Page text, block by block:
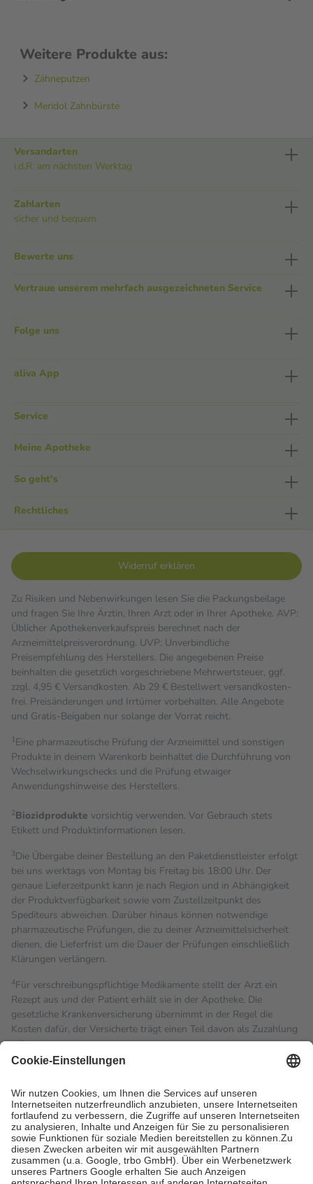
Weitere Produkte aus:
Zähneputzen
Meridol Zahnbürste
Versandarten
i.d.R. am nächsten Werktag
Zahlarten
sicher und bequem
Bewerte uns
Vertraue unserem mehrfach ausgezeichneten Service
Folge uns
aliva App
Service
Meine Apotheke
So geht's
Rechtliches
Widerruf erklären
Zu Risiken und Nebenwirkungen lesen Sie die Packungsbeilage
und fragen Sie Ihre Ärztin, Ihren Arzt oder in Ihrer Apotheke. AVP:
Üblicher Apothekenverkaufspreis berechnet nach der
Arzneimittelpreisverordnung. UVP: Unverbindliche
Preisempfehlung des Herstellers. Die angegebenen Preise
beinhalten die gesetzlich vorgeschriebene Mehrwertsteuer, ggf.
zzgl. 4,95 € Versandkosten. Ab 29 € Bestell­wert versand­kosten­
frei. Preisänderungen und Irrtümer vorbehalten. Alle Angebote
und Gratis-Beigaben nur solange der Vorrat reicht.
1Eine pharmazeutische Prüfung der Arzneimittel und sonstigen
Produkte in deinem Warenkorb beinhaltet die Durchführung von
Wechselwirkungschecks und die Prüfung etwaiger
Anwendungshinweise des Herstellers.
2Biozidprodukte vorsichtig verwenden. Vor Gebrauch stets
Etikett und Produktinformationen lesen.
3Die Übergabe deiner Bestellung an den Paketdienstleister erfolgt
bei uns werktags von Montag bis Freitag bis 18:00 Uhr. Der
genaue Lieferzeitpunkt kann je nach Region und in Abhängigkeit
der Produktverfügbarkeit sowie vom Zustellzeitpunkt des
Spediteurs abweichen. Darüber hinaus können notwendige
pharmazeutische Prüfungen, die zu deiner Arzneimittelsicherheit
dienen, die Lieferfrist um die Dauer der Prüfungen einschließlich
Klärungen verlängern.
4Für verschreibungspflichtige Medikamente stellt der Arzt ein
Rezept aus und der Patient erhält sie in der Apotheke. Die
gesetzliche Krankenversicherung übernimmt in der Regel die
Kosten dafür, der Versicherte trägt einen Teil davon als Zuzahlung
mit.
Grundsätzlich leisten Mitglieder Zuzahlungen in Höhe von zehn
höchstens zehn Euro.
Es sind jedoch nie mehr als die
tatsächlichen Kosten der Leistung zu entrichten.
Diese Regeln gelten grundsätzlich auch für Online-Apotheken.
Bei Heilmitteln und häuslicher Krankenpflege beträgt die
Zuzahlung zehn Prozent der Kosten sowie zehn Euro je
Verordnung.
Um das Engagement der Versicherten für ihre eigene Gesundheit